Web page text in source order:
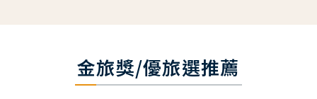
金旅獎/優旅選推薦